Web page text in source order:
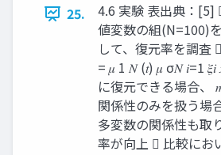
25.
4.6 実験 表出典：[5]
値変数の組(N=100)
して、復元率を調査
= 𝜇 1 𝑁 (𝑡) 𝜇 σ𝑁 𝑖=1
に復元できる場合、
関係性のみを扱う場
多変数の関係性も取
率が向上  比較にお